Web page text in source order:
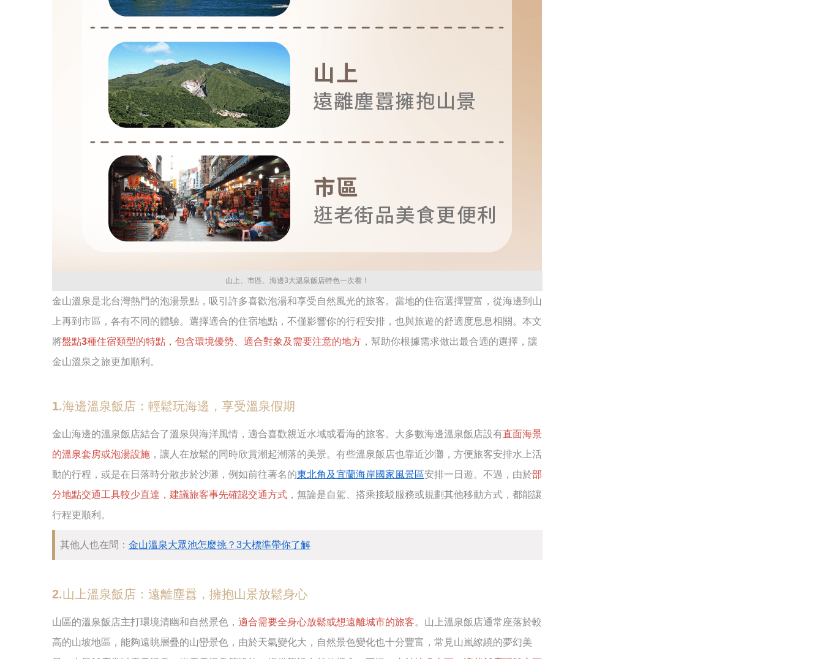
山上、市區、海邊3大溫泉飯店特色一次看！
金山溫泉是北台灣熱門的泡湯景點，吸引許多喜歡泡湯和享受自然風光的旅客。當地的住宿選擇豐富，從海邊到山
上再到市區，各有不同的體驗。選擇適合的住宿地點，不僅影響你的行程安排，也與旅遊的舒適度息息相關。本文
將盤點3種住宿類型的特點，包含環境優勢、適合對象及需要注意的地方，幫助你根據需求做出最合適的選擇，讓
金山溫泉之旅更加順利。
1.海邊溫泉飯店：輕鬆玩海邊，享受溫泉假期
金山海邊的溫泉飯店結合了溫泉與海洋風情，適合喜歡親近水域或看海的旅客。大多數海邊溫泉飯店設有直面海景
的溫泉套房或泡湯設施，讓人在放鬆的同時欣賞潮起潮落的美景。有些溫泉飯店也靠近沙灘，方便旅客安排水上活
動的行程，或是在日落時分散步於沙灘，例如前往著名的東北角及宜蘭海岸國家風景區安排一日遊。不過，由於部
分地點交通工具較少直達，建議旅客事先確認交通方式，無論是自駕、搭乘接駁服務或規劃其他移動方式，都能讓
行程更順利。
其他人也在問： 金山溫泉大眾池怎麼挑？3大標準帶你了解
2.山上溫泉飯店：遠離塵囂，擁抱山景放鬆身心
山區的溫泉飯店主打環境清幽和自然景色， 適合需要全身心放鬆或想遠離城市的旅客。山上溫泉飯店通常座落於較
高的山坡地區，能夠遠眺層疊的山巒景色，由於天氣變化大，自然景色變化也十分豐富，常見山嵐繚繞的夢幻美